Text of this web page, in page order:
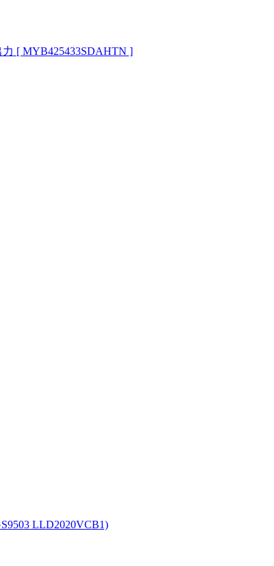
[ MYB425433SDAHTN ]
LLD2020VCB1)